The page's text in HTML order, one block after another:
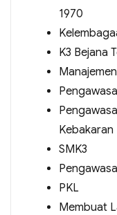
1970
K3 Bejana
Kebakaran
SMK3
PKL
Membuat